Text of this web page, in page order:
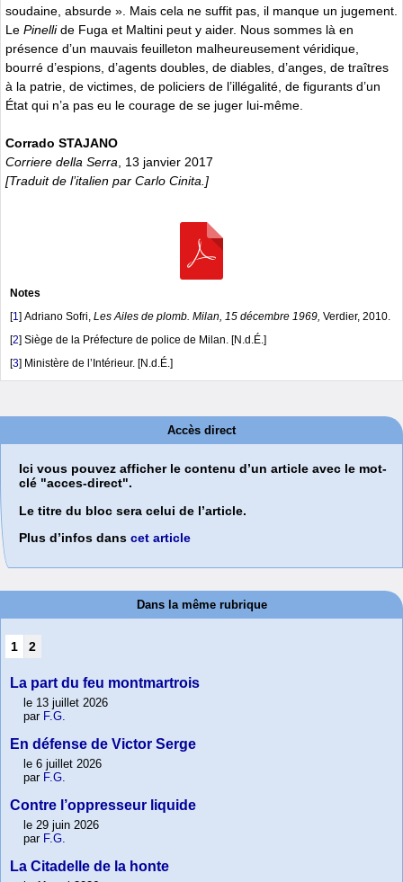
soudaine, absurde ». Mais cela ne suffit pas, il manque un jugement.
Le Pinellide Fuga et Maltini peut y aider. Nous sommes là en
présence d’un mauvais feuilleton malheureusement véridique,
bourré d’espions, d’agents doubles, de diables, d’anges, de traîtres
à la patrie, de victimes, de policiers de l’illégalité, de figurants d’un
État qui n’a pas eu le courage de se juger lui-même.
Corrado STAJANO
Corriere della Serra , 13 janvier 2017
[Traduit de l’italien par Carlo Cinita.]
Notes
[1] Adriano Sofri, Les Ailes de plomb. Milan, 15 décembre 1969, Verdier, 2010.
[2] Siège de la Préfecture de police de Milan. [N.d.É.]
[3] Ministère de l’Intérieur. [N.d.É.]
Accès direct
Ici vous pouvez afficher le contenu d’un article avec le mot-
clé "acces-direct".
Le titre du bloc sera celui de l’article.
Plus d’infos dans cet article
Dans la même rubrique
1 2
La part du feu montmartrois
le 13 juillet 2026
par F.G.
En défense de Victor Serge
le 6 juillet 2026
par F.G.
Contre l’oppresseur liquide
le 29 juin 2026
par F.G.
La Citadelle de la honte